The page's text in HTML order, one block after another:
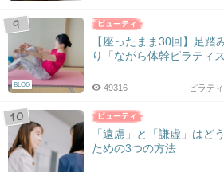
BLOG
【座ったまま30回】足踏
り「ながら体幹ピラティス
ピラテ
49316
「遠慮」と「謙虚」はど
ための3つの方法